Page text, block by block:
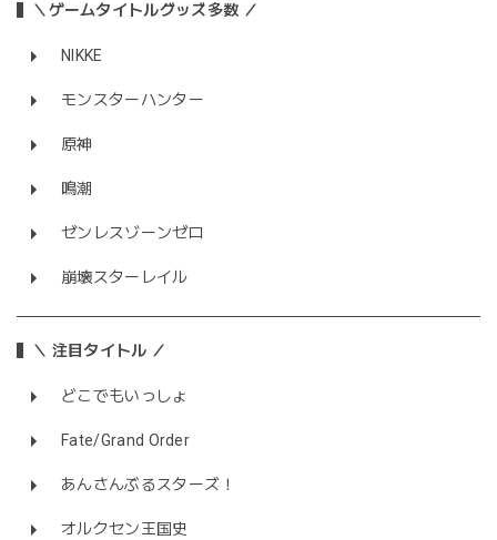
＼ゲームタイトルグッズ多数 ／
NIKKE
モンスターハンター
原神
鳴潮
ゼンレスゾーンゼロ
崩壊スターレイル
＼ 注目タイトル ／
どこでもいっしょ
Fate/Grand Order
あんさんぶるスターズ！
オルクセン王国史